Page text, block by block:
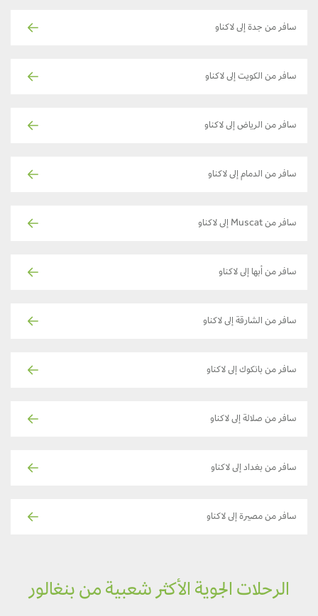
سافر من جدة إلى لاكناو
سافر من الكويت إلى لاكناو
سافر من الرياض إلى لاكناو
سافر من الدمام إلى لاكناو
سافر من Muscat إلى لاكناو
سافر من أبها إلى لاكناو
سافر من الشارقة إلى لاكناو
سافر من بانكوك إلى لاكناو
سافر من صلالة إلى لاكناو
سافر من بغداد إلى لاكناو
سافر من مصيرة إلى لاكناو
الرحلات الجوية الأكثر شعبية من بنغالور